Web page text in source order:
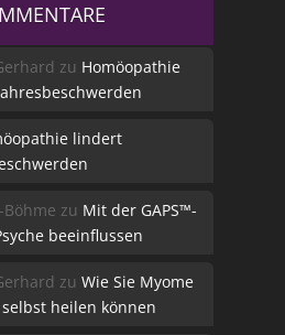
zu Homöopathie
lindert
zu Mit der GAPS™-
beeinflussen
zu Wie Sie Myome
heilen können